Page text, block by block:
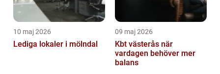
10 maj 2026
Lediga lokaler i mölndal
09 maj 2026
Kbt västerås när
vardagen behöver mer
balans